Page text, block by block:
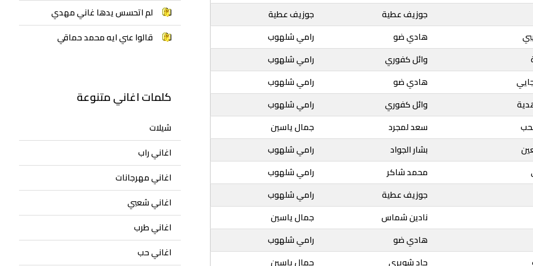
جوزيف عطية
جوزيف عطية
هادي ضو
رامي شلهوب
وائل كفوري
رامي شلهوب
هادي ضو
رامي شلهوب
وائل كفوري
رامي شلهوب
سعد لمجرد
جمال ياسين
بشار الجواد
رامي شلهوب
محمد شاكر
رامي شلهوب
جوزيف عطية
رامي شلهوب
نادين شماس
جمال ياسين
هادي ضو
رامي شلهوب
جاد شويري جمال ياسين
لم اتحسس يدها غاني مهدي
قالوا عني ايه محمد حماقي
كلمات اغاني متنوعة
شيلات
اغاني راب
اغاني مهرجانات
اغاني شعبي
اغاني طرب
اغاني حب